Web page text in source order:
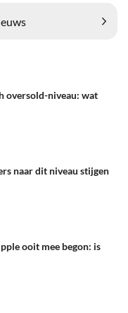
oversold-niveau: wat
naar dit niveau stijgen
ooit mee begon: is